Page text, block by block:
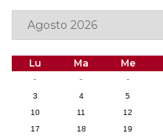
Lu Ma Me
-
- -
3
4 5
10
11 12
17
18 19